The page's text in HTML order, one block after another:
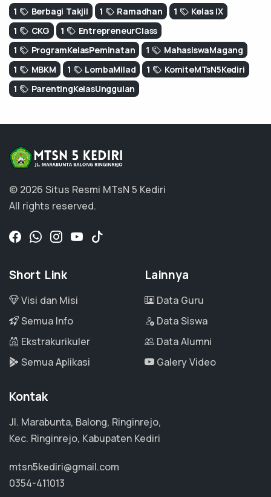
1
Berbagi Takjil 1 Ramadhan 1
Kelas IX
1
CKG 1
EntrepreneurClass
1
ProgramKelasPeminatan 1
MahasiswaMagang
1
MBKM 1 LombaMilad 1
KomiteMTsN5Kediri
1
ParentingKelasUnggulan
© 2026 Situs Resmi MTsN 5 Kediri
All rights reserved.
Short Link
Visi dan Misi
Semua Info
Ekstrakurikuler
Semua Aplikasi
Lainnya
Data Guru
Data Siswa
Data Alumni
Galery Video
Kontak
Jl. Marabunta, Balong, Ringinrejo,
Kec. Ringinrejo, Kabupaten Kediri
mtsn5kediri@gmail.com
0354-411013